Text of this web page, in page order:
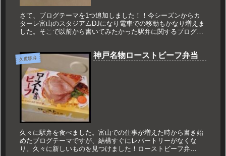
さて、ブログテーマを1つ追加しました！！今シーズンからカ
ターレ富山のスタジアムDJになり電車での移動もかなり増えま
した。そこで以前から書いてみたかった駅弁に関するブログを
久世駅弁 神戸名物ローストビーフ弁当
久々に駅弁を食べました。富山での仕事が増えた時から書き始
めたブログテーマですが、結構すぐにレパートリーがなくな
り。久々に新しいものを見つけました！ローストビーフ弁